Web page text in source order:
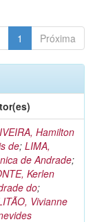
1 Próxima
Hamilton
de; LIMA,
de Andrade;
Kerlen
do;
Vivianne